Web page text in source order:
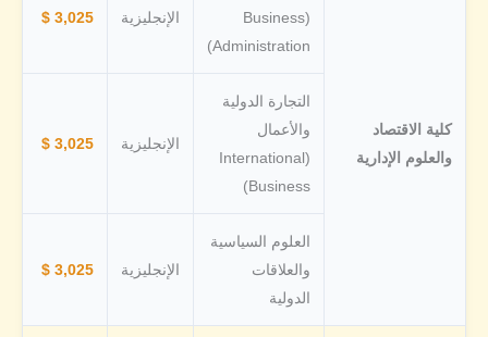
كلية الاقتصاد
والعلوم الإدارية
(Business
Administration)
الإنجليزية 3,025 $
التجارة الدولية
والأعمال
(International
Business)
الإنجليزية 3,025 $
العلوم السياسية
والعلاقات
الدولية
الإنجليزية 3,025 $